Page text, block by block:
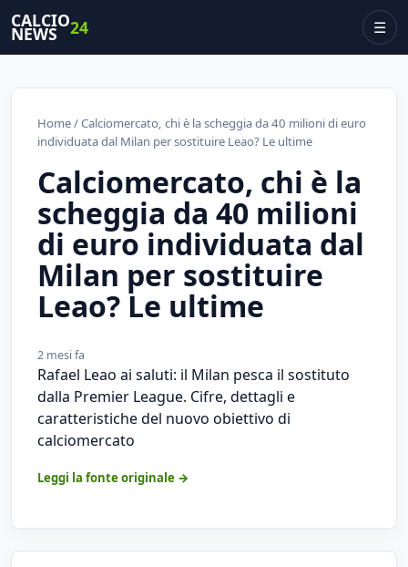
CALCIO
NEWS 24 ☰
Home/ Calciomercato, chi è la scheggia da 40 milioni di euro
individuata dal Milan per sostituire Leao? Le ultime
Calciomercato, chi è la
scheggia da 40 milioni
di euro individuata dal
Milan per sostituire
Leao? Le ultime
2 mesi fa
Rafael Leao ai saluti: il Milan pesca il sostituto
dalla Premier League. Cifre, dettagli e
caratteristiche del nuovo obiettivo di
calciomercato
Leggi la fonte originale →